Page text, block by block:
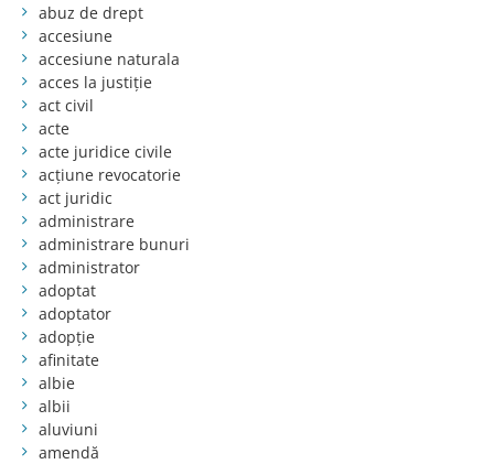
abuz de drept
accesiune
accesiune naturala
acces la justiție
act civil
acte
acte juridice civile
acțiune revocatorie
act juridic
administrare
administrare bunuri
administrator
adoptat
adoptator
adopție
afinitate
albie
albii
aluviuni
amendă